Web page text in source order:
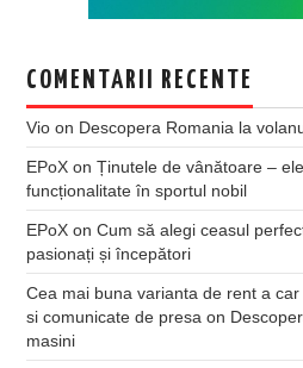
COMENTARII RECENTE
Vio on Descopera Romania la
EPoX onȚinutele de vânătoare –
funcționalitate în sportul nobil
EPoX onCum să alegi ceasul
pasionați și începători
Cea mai buna varianta de rent a
si comunicate de presa on
masini